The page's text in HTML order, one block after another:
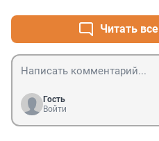
Читать
Гость
Войти